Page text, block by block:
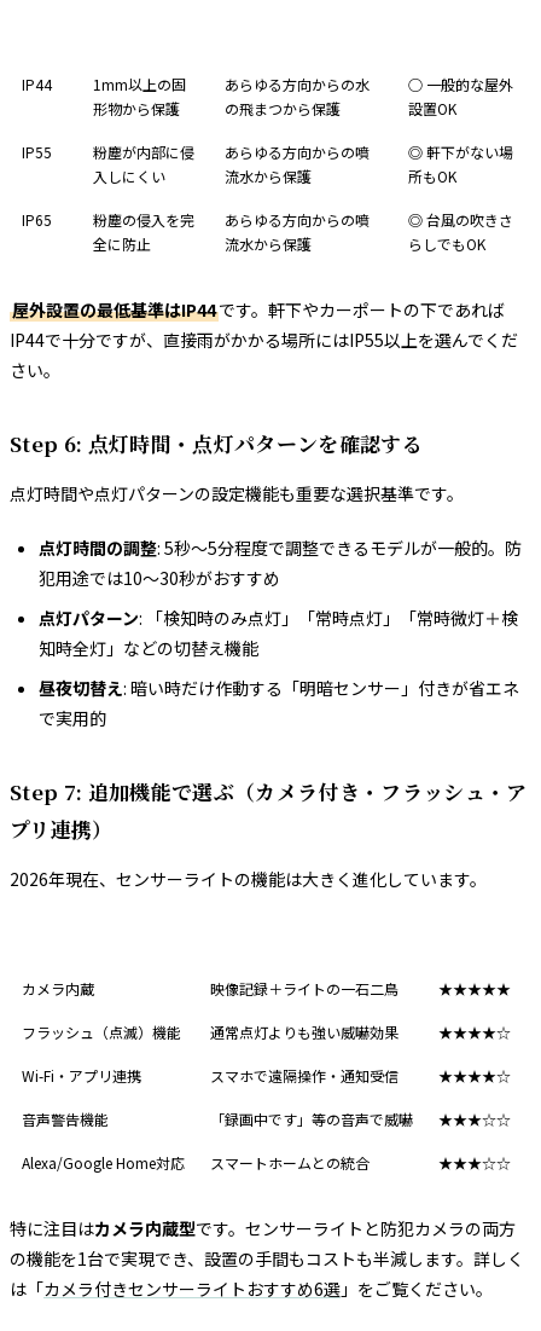
IP44
1mm以上の固
形物から保護
あらゆる方向からの水
の飛まつから保護
○ 一般的な屋外
設置OK
IP55
粉塵が内部に侵
入しにくい
あらゆる方向からの噴
流水から保護
◎ 軒下がない場
所もOK
IP65
粉塵の侵入を完
全に防止
あらゆる方向からの噴
流水から保護
◎ 台風の吹きさ
らしでもOK
屋外設置の最低基準はIP44です。軒下やカーポートの下であれば
IP44で十分ですが、直接雨がかかる場所にはIP55以上を選んでくだ
さい。
Step 6: 点灯時間・点灯パターンを確認する
点灯時間や点灯パターンの設定機能も重要な選択基準です。
点灯時間の調整: 5秒〜5分程度で調整できるモデルが一般的。防
犯用途では10〜30秒がおすすめ
点灯パターン: 「検知時のみ点灯」「常時点灯」「常時微灯＋検
知時全灯」などの切替え機能
昼夜切替え: 暗い時だけ作動する「明暗センサー」付きが省エネ
で実用的
Step 7: 追加機能で選ぶ（カメラ付き・フラッシュ・ア
プリ連携）
2026年現在、センサーライトの機能は大きく進化しています。
カメラ内蔵 映像記録＋ライトの一石二鳥 ★★★★★
フラッシュ（点滅）機能 通常点灯よりも強い威嚇効果 ★★★★☆
Wi-Fi・アプリ連携 スマホで遠隔操作・通知受信 ★★★★☆
音声警告機能 「録画中です」等の音声で威嚇 ★★★☆☆
Alexa/Google Home対応 スマートホームとの統合 ★★★☆☆
特に注目はカメラ内蔵型です。センサーライトと防犯カメラの両方
の機能を1台で実現でき、設置の手間もコストも半減します。詳しく
は「カメラ付きセンサーライトおすすめ6選 」をご覧ください。